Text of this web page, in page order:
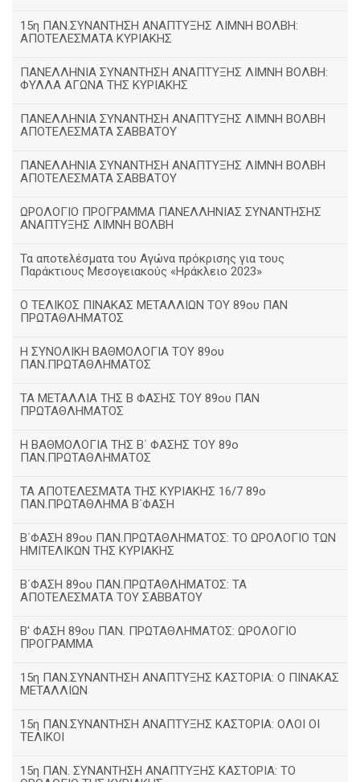
15η ΠΑΝ.ΣΥΝΑΝΤΗΣΗ ΑΝΑΠΤΥΞΗΣ ΛΙΜΝΗ ΒΟΛΒΗ:
ΑΠΟΤΕΛΕΣΜΑΤΑ ΚΥΡΙΑΚΗΣ
ΠΑΝΕΛΛΗΝΙΑ ΣΥΝΑΝΤΗΣΗ ΑΝΑΠΤΥΞΗΣ ΛΙΜΝΗ ΒΟΛΒΗ:
ΦΥΛΛΑ ΑΓΩΝΑ ΤΗΣ ΚΥΡΙΑΚΗΣ
ΠΑΝΕΛΛΗΝΙΑ ΣΥΝΑΝΤΗΣΗ ΑΝΑΠΤΥΞΗΣ ΛΙΜΝΗ ΒΟΛΒΗ
ΑΠΟΤΕΛΕΣΜΑΤΑ ΣΑΒΒΑΤΟΥ
ΠΑΝΕΛΛΗΝΙΑ ΣΥΝΑΝΤΗΣΗ ΑΝΑΠΤΥΞΗΣ ΛΙΜΝΗ ΒΟΛΒΗ
ΑΠΟΤΕΛΕΣΜΑΤΑ ΣΑΒΒΑΤΟΥ
ΩΡΟΛΟΓΙΟ ΠΡΟΓΡΑΜΜΑ ΠΑΝΕΛΛΗΝΙΑΣ ΣΥΝΑΝΤΗΣΗΣ
ΑΝΑΠΤΥΞΗΣ ΛΙΜΝΗ ΒΟΛΒΗ
Τα αποτελέσματα του Αγώνα πρόκρισης για τους
Παράκτιους Μεσογειακούς «Ηράκλειο 2023»
Ο ΤΕΛΙΚΟΣ ΠΙΝΑΚΑΣ ΜΕΤΑΛΛΙΩΝ ΤΟΥ 89ου ΠΑΝ
ΠΡΩΤΑΘΛΗΜΑΤΟΣ
Η ΣΥΝΟΛΙΚΗ ΒΑΘΜΟΛΟΓΙΑ ΤΟΥ 89ου
ΠΑΝ.ΠΡΩΤΑΘΛΗΜΑΤΟΣ
ΤΑ ΜΕΤΑΛΛΙΑ ΤΗΣ Β ΦΑΣΗΣ ΤΟΥ 89ου ΠΑΝ
ΠΡΩΤΑΘΛΗΜΑΤΟΣ
H ΒΑΘΜΟΛΟΓΙΑ ΤΗΣ Β΄ ΦΑΣΗΣ ΤΟΥ 89ο
ΠΑΝ.ΠΡΩΤΑΘΛΗΜΑΤΟΣ
ΤΑ ΑΠΟΤΕΛΕΣΜΑΤΑ ΤΗΣ ΚΥΡΙΑΚΗΣ 16/7 89ο
ΠΑΝ.ΠΡΩΤΑΘΛΗΜΑ Β΄ΦΑΣΗ
Β΄ΦΑΣΗ 89ου ΠΑΝ.ΠΡΩΤΑΘΛΗΜΑΤΟΣ: ΤΟ ΩΡΟΛΟΓΙΟ ΤΩΝ
ΗΜΙΤΕΛΙΚΩΝ ΤΗΣ ΚΥΡΙΑΚΗΣ
Β΄ΦΑΣΗ 89ου ΠΑΝ.ΠΡΩΤΑΘΛΗΜΑΤΟΣ: ΤΑ
ΑΠΟΤΕΛΕΣΜΑΤΑ ΤΟΥ ΣΑΒΒΑΤΟΥ
Β' ΦΑΣΗ 89ου ΠΑΝ. ΠΡΩΤΑΘΛΗΜΑΤΟΣ: ΩΡΟΛΟΓΙΟ
ΠΡΟΓΡΑΜΜΑ
15η ΠΑΝ.ΣΥΝΑΝΤΗΣΗ ΑΝΑΠΤΥΞΗΣ ΚΑΣΤΟΡΙΑ: Ο ΠΙΝΑΚΑΣ
ΜΕΤΑΛΛΙΩΝ
15η ΠΑΝ.ΣΥΝΑΝΤΗΣΗ ΑΝΑΠΤΥΞΗΣ ΚΑΣΤΟΡΙΑ: ΟΛΟΙ ΟΙ
ΤΕΛΙΚΟΙ
15η ΠΑΝ. ΣΥΝΑΝΤΗΣΗ ΑΝΑΠΤΥΞΗΣ ΚΑΣΤΟΡΙΑ: ΤΟ